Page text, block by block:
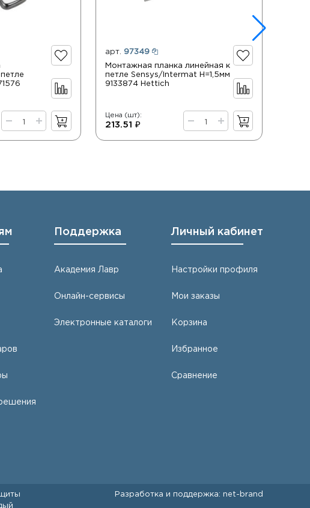
арт. 97349
Монтажная планка линейная к
петле Sensys/Intermat Н=1,5мм
9133874 Hettich
Цена (шт):
213.51 ₽
Поддержка
Академия Лавр
Онлайн-сервисы
Электронные каталоги
Личный кабинет
Настройки профиля
Мои заказы
Корзина
Избранное
Сравнение
Разработка и поддержка: net- brand